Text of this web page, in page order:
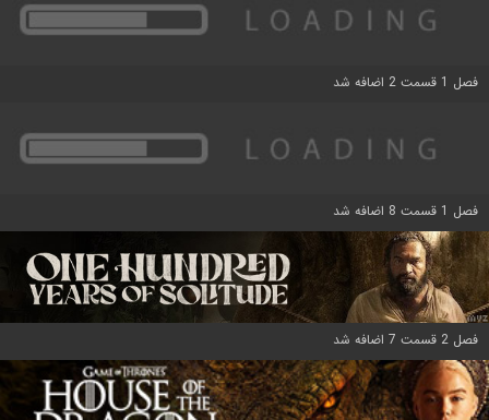
فصل 1 قسمت 2 اضافه شد
فصل 1 قسمت 8 اضافه شد
فصل 2 قسمت 7 اضافه شد